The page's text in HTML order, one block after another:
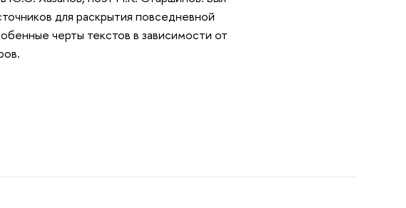
для раскрытия повседневной
черты текстов в зависимости от